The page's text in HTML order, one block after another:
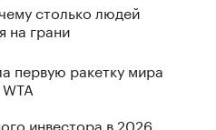
столько людей
на грани
первую ракетку мира
инвестора в 2026